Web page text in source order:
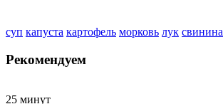
суп капуста картофель морковь лук свинина
Рекомендуем
25 минут